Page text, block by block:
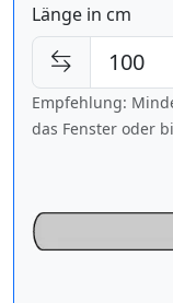
Länge in cm
Empfehlung:
das Fenster oder